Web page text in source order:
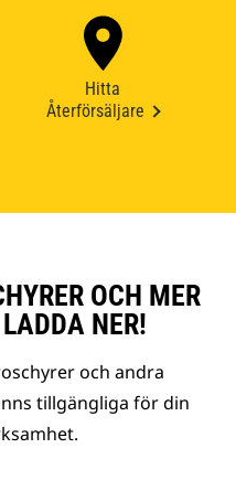
Hitta
Återförsäljare
OCH MER
NER!
och andra
tillgängliga för din